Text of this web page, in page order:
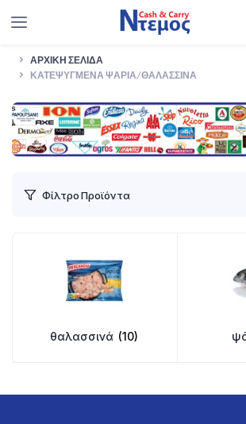
ΑΡΧΙΚΉ ΣΕΛΊΔΑ
ΚΑΤΕΨΥΓΜΈΝΑ ΨΆΡΙΑ/ΘΑΛΑΣΣΙΝΆ
Φίλτρο Προϊόντα
θαλασσινά (10)